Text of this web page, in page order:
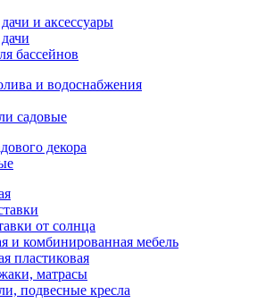
и аксессуары
бассейнов
и водоснабжения
садовые
декора
от солнца
и комбинированная мебель
пластиковая
матрасы
подвесные кресла